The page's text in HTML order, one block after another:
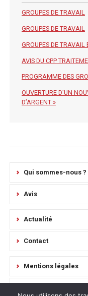
GROUPES DE TRAVAIL
GROUPES DE TRAVAIL
GROUPES DE TRAVAIL
AVIS DU CPP
PROGRAMME DES
OUVERTURE D’UN
D’ARGENT »
Qui sommes-nous ?
Avis
Actualité
Contact
Mentions légales